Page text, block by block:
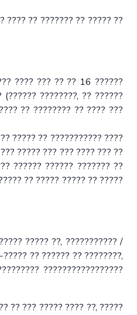
???? ?? ??????? ?? ????? ??
???? ??? ?? ?? 16 ??????
????????, ?? ??????
?? ???????? ?? ???? ???
????? ?? ??????????? ????
????? ??? ??? ???? ??? ??
?????? ?????? ??????? ??
?? ????? ????? ?? ?????
????? ??, ??????????? /
?? ?????? ?? ????????,
?????????????????
?? ??? ????? ???? ??, ?????